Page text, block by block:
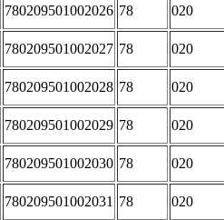
780209501002026 78 020
780209501002027 78 020
780209501002028 78 020
780209501002029 78 020
780209501002030 78 020
780209501002031 78 020